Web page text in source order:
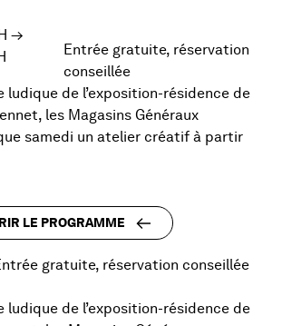
→
Entrée gratuite, réservation
conseillée
ludique de l’exposition-résidence de
les Magasins Généraux
samedi un atelier créatif à partir
LE PROGRAMME
gratuite, réservation conseillée
ludique de l’exposition-résidence de